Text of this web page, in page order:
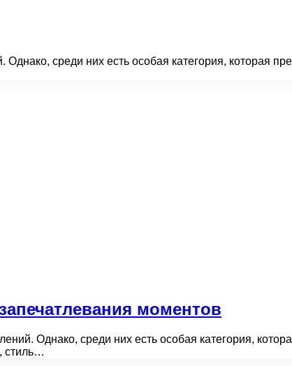
среди них есть особая категория, которая
моментов
Однако, среди них есть особая категория,
стиль…